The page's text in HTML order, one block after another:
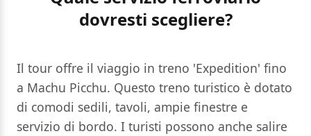
dovresti scegliere?
Il tour offre il viaggio in treno 'Expedition' fino
a Machu Picchu. Questo treno turistico è dotato
di comodi sedili, tavoli, ampie finestre e
servizio di bordo. I turisti possono anche salire